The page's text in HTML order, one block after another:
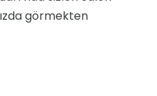
görmekten